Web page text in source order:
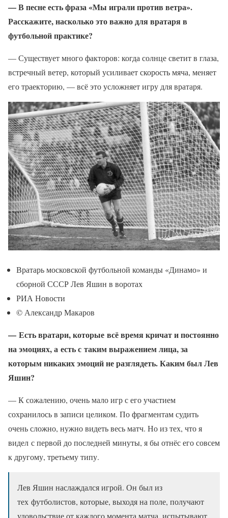
— В песне есть фраза «Мы играли против ветра».
Расскажите, насколько это важно для вратаря в
футбольной практике?
— Существует много факторов: когда солнце светит в глаза,
встречный ветер, который усиливает скорость мяча, меняет
его траекторию, — всё это усложняет игру для вратаря.
Вратарь московской футбольной команды «Динамо» и
сборной СССР Лев Яшин в воротах
РИА Новости
© Александр Макаров
— Есть вратари, которые всё время кричат и постоянно
на эмоциях, а есть с таким выражением лица, за
которым никаких эмоций не разглядеть. Каким был Лев
Яшин?
— К сожалению, очень мало игр с его участием
сохранилось в записи целиком. По фрагментам судить
очень сложно, нужно видеть весь матч. Но из тех, что я
видел с первой до последней минуты, я бы отнёс его совсем
к другому, третьему типу.
Лев Яшин наслаждался игрой. Он был из
тех футболистов, которые, выходя на поле, получают
удовольствие от каждого момента матча, испытывают